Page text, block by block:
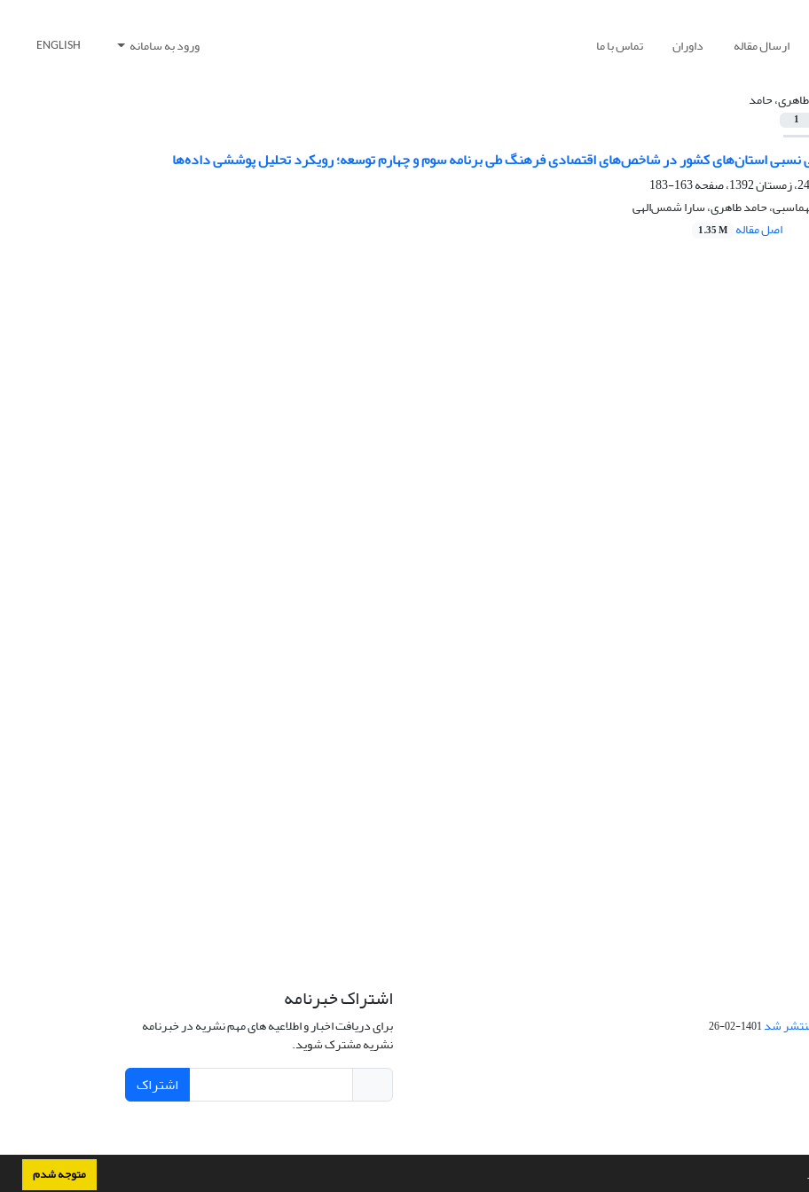
متوجه شدم
ارسال مقاله داوران تماس با ما ورود به سامانه ENGLISH
طاهری، حامد
1
نسبی استان‌های کشور در شاخص‌های اقتصادی فرهنگ طی برنامه سوم و چهارم توسعه؛ رویکرد تحلیل پوششی داده‌ها
163-183
حامد طاهری، سارا شمس‌الهی
اصل مقاله 1.35 M
1401-02-26
اشتراک خبرنامه
برای دریافت اخبار و اطلاعیه های مهم نشریه در خبرنامه
نشریه مشترک شوید.
اشتراک